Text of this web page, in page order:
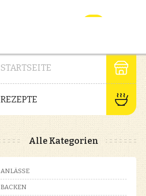
STARTSEITE
REZEPTE
Alle Kategorien
ANLÄSSE
BACKEN